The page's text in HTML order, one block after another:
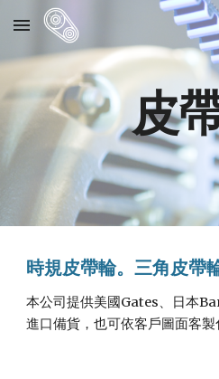
Skip to main content
皮
時規皮帶輪。三角皮帶
本公司提供美國Gates、日本
進口備貨，也可依客戶圖面客製